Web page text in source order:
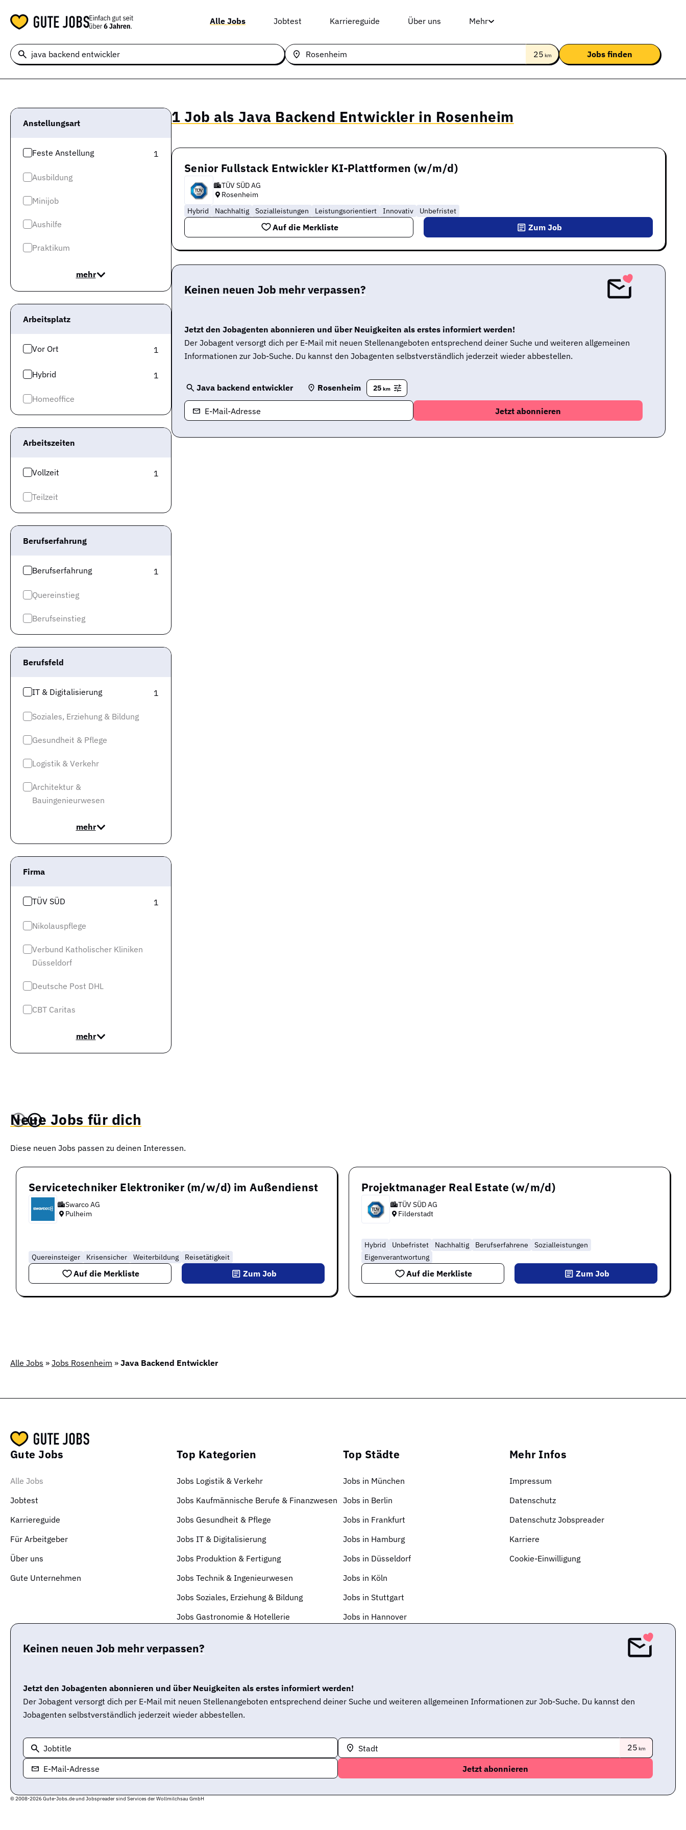
Alle Jobs Jobtest Karriereguide Über uns Mehr
25 km
Anstellungsart
Feste Anstellung 1
Ausbildung
Minijob
Aushilfe
Praktikum
mehr
Arbeitsplatz
Vor Ort 1
Hybrid 1
Homeoffice
Arbeitszeiten
Vollzeit 1
Teilzeit
Berufserfahrung
Berufserfahrung 1
Quereinstieg
Berufseinstieg
Berufsfeld
IT & Digitalisierung 1
Soziales, Erziehung & Bildung
Gesundheit & Pflege
Logistik & Verkehr
Architektur &
Bauingenieurwesen
mehr
Firma
TÜV SÜD 1
Nikolauspflege
Verbund Katholischer Kliniken
Düsseldorf
Deutsche Post DHL
CBT Caritas
mehr
1 Job als Java Backend Entwickler in Rosenheim
Senior Fullstack Entwickler KI-Plattformen (w/m/d)
TÜV SÜD AG
Rosenheim
Hybrid
Nachhaltig Sozialleistungen Leistungsorientiert Innovativ Unbefristet
Auf die Merkliste Zum Job
Keinen neuen Job mehr verpassen?
Jetzt den Jobagenten abonnieren und über Neuigkeiten als erstes informiert werden!
Der Jobagent versorgt dich per E-Mail mit neuen Stellenangeboten entsprechend deiner Suche und weiteren allgemeinen
Informationen zur Job-Suche. Du kannst den Jobagenten selbstverständlich jederzeit wieder abbestellen.
Java backend entwickler Rosenheim 25 km
E-Mail-Adresse
Neue Jobs für dich
Diese neuen Jobs passen zu deinen Interessen.
Servicetechniker Elektroniker (m/w/d) im Außendienst
Swarco AG
Pulheim
Quereinsteiger Krisensicher Weiterbildung Reisetätigkeit
Auf die Merkliste Zum Job
Projektmanager Real Estate (w/m/d)
TÜV SÜD AG
Filderstadt
Hybrid Unbefristet Nachhaltig Berufserfahrene
Sozialleistungen
Eigenverantwortung
Auf die Merkliste Zum Job
Alle Jobs » Jobs Rosenheim » Java Backend Entwickler
Gute Jobs
Alle Jobs
Jobtest
Karriereguide
Für Arbeitgeber
Über uns
Gute Unternehmen
Top Kategorien
Jobs Logistik & Verkehr
Jobs Kaufmännische Berufe & Finanzwesen
Jobs Gesundheit & Pflege
Jobs IT & Digitalisierung
Jobs Produktion & Fertigung
Jobs Technik & Ingenieurwesen
Jobs Soziales, Erziehung & Bildung
Jobs Gastronomie & Hotellerie
Top Städte
Jobs in München
Jobs in Berlin
Jobs in Frankfurt
Jobs in Hamburg
Jobs in Düsseldorf
Jobs in Köln
Jobs in Stuttgart
Jobs in Hannover
Mehr Infos
Impressum
Datenschutz
Datenschutz Jobspreader
Karriere
Cookie-Einwilligung
Keinen neuen Job mehr verpassen?
Jetzt den Jobagenten abonnieren und über Neuigkeiten als erstes informiert werden!
Der Jobagent versorgt dich per E-Mail mit neuen Stellenangeboten entsprechend deiner Suche und weiteren allgemeinen Informationen zur Job-Suche. Du kannst den
Jobagenten selbstverständlich jederzeit wieder abbestellen.
Jobtitle Stadt 25 km
E-Mail-Adresse
© 2008-2026 Gute-Jobs.de und Jobspreader sind Services der Wollmilchsau GmbH